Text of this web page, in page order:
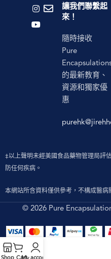
讓我們聯繫起
來！
隨時接收
Pure
的最新教育、
資源和獨家優
惠
‡以上聲明未經美國食品藥物管理局評
防任何疾病。
本網站所含資料僅供參考，不構成醫病
© 2026 Pure